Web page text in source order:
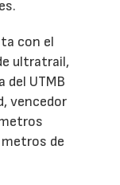
con el
ultratrail,
UTMB
vencedor
de